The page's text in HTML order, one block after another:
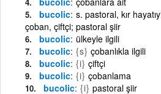
bucolic s. pastoral, kır
çoban, çiftçi; pastoral şiir
bucolic ülkeyle ilgili
bucolic {s} çobanlıkla ilgili
bucolic {i} çiftçi
bucolic {i} çobanlama
bucolic {i} pastoral şiir